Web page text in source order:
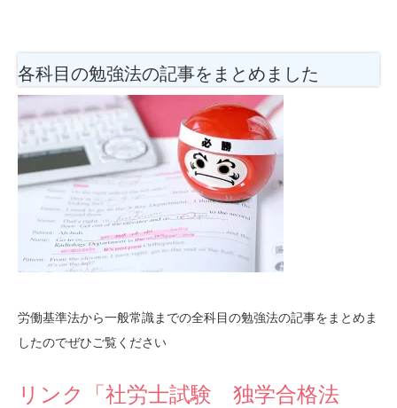
各科目の勉強法の記事をまとめました
労働基準法から一般常識までの全科目の勉強法の記事をまとめま
したのでぜひご覧ください
リンク「社労士試験 独学合格法